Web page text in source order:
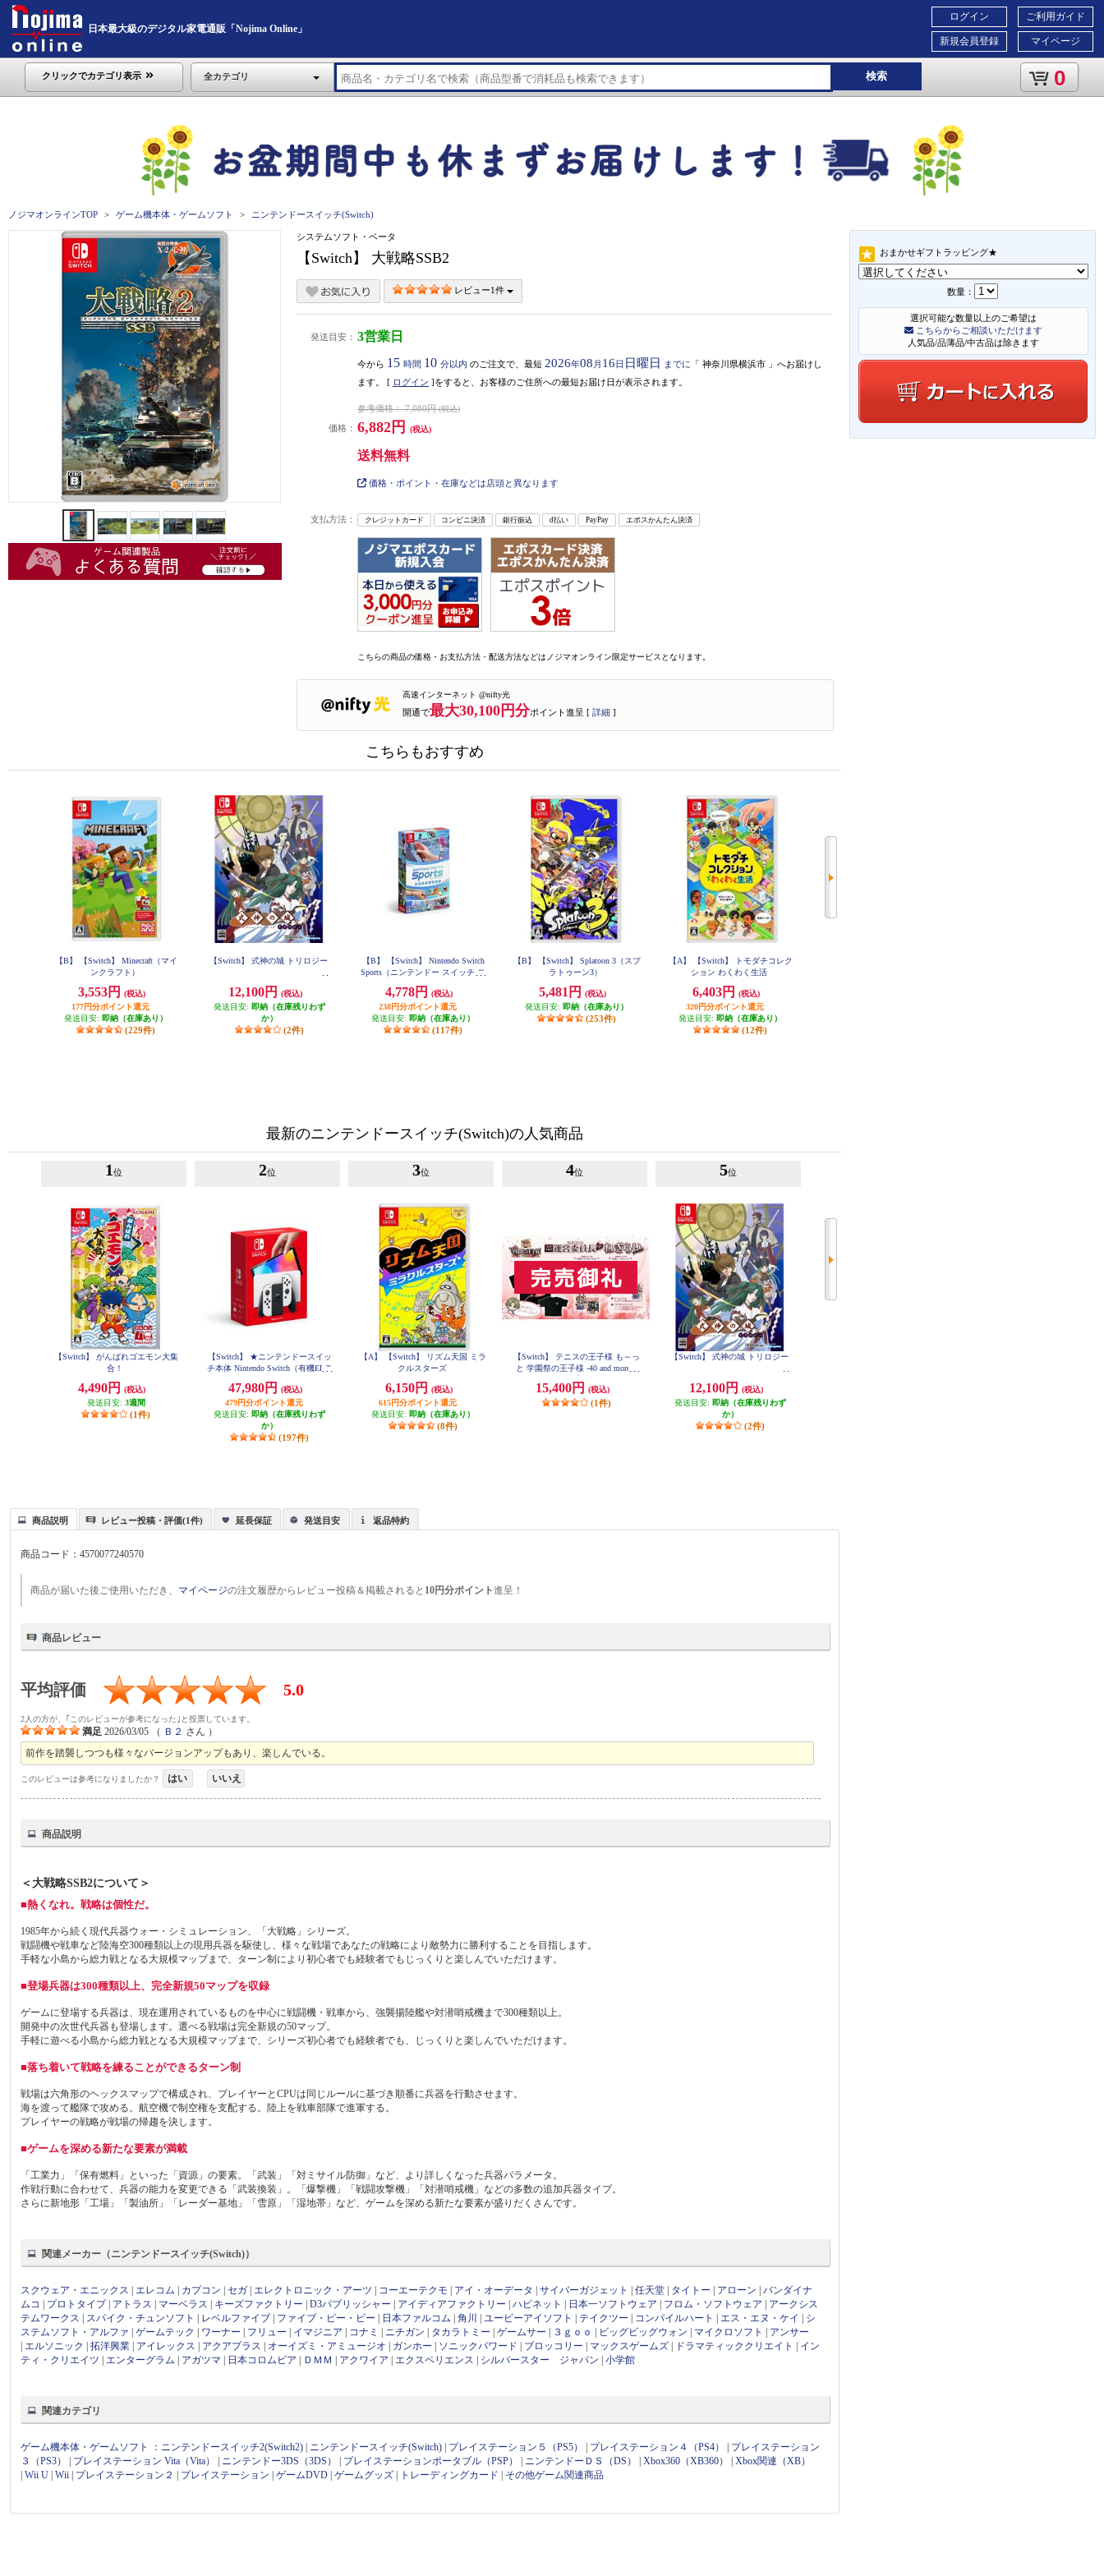
日本最大級のデジタル家電通販「Nojima Online」
ご利用ガイド
マイページ
ログイン
新規会員登録
クリックでカテゴリ表示 全カテゴリ 検索 0
ノジマオンラインTOP ゲーム機本体・ゲームソフト ニンテンドースイッチ(Switch)
おまかせギフトラッピング★
数量：
選択可能な数量以上のご希望は
こちらからご相談いただけます
人気品/品薄品/中古品は除きます
システムソフト・ベータ
【Switch】 大戦略SSB2
レビュー1件
発送目安： 3営業日
今から 15 時間 10 分以内 のご注文で、最短 2026年08 月 16日 日曜日 までに 「 神奈川県横浜市 」 へお届けし
ます。 [ ログイン ]をすると、お客様のご住所への最短お届け日が表示されます。
価格：
参考価格： 7,080円(税込)
6,882円 (税込)
送料無料
価格・ポイント・在庫などは店頭と異なります
支払方法： クレジットカード コンビニ決済 銀行振込 d払い PayPay エポスかんたん決済
こちらの商品の価格・お支払方法・配送方法などはノジマオンライン限定サービスとなります。
高速インターネット @nifty光
開通で最大30,100円分ポイント進呈 [ 詳細 ]
こちらもおすすめ
【B】 【Switch】 Minecraft（マイ
ンクラフト）
3,553円
(税込)
177円分ポイント還元
発送目安: 即納（在庫あり）
(229件)
【Switch】 式神の城 トリロジー
12,100円
(税込)
発送目安: 即納（在庫残りわず
か）
(2件)
【B】 【Switch】 Nintendo Switch
Sports（ニンテンドー スイッチ ス
4,778円
(税込)
238円分ポイント還元
発送目安: 即納（在庫あり）
(117件)
【B】 【Switch】 Splatoon 3（スプ
ラトゥーン3）
5,481円
(税込)
発送目安: 即納（在庫あり）
(253件)
【A】 【Switch】 トモダチコレク
ション わくわく生活
6,403円
(税込)
320円分ポイント還元
発送目安: 即納（在庫あり）
(12件)
最新のニンテンドースイッチ(Switch)の人気商品
1 位
【Switch】 がんばれゴエモン大集
合！
4,490円
(税込)
発送目安: 3週間
(1件)
2位
【Switch】 ★ニンテンドースイッ
チ本体 Nintendo Switch（有機ELモ
47,980円
(税込)
479円分ポイント還元
発送目安: 即納（在庫残りわず
か）
(197件)
3位
【A】 【Switch】 リズム天国 ミラ
クルスターズ
6,150円
(税込)
615円分ポイント還元
発送目安: 即納（在庫あり）
(8件)
4位
【Switch】 テニスの王子様 も～っ
と 学園祭の王子様 -40 and more...
らいエディション
15,400円 (税込)
(1件)
5位
【Switch】 式神の城 トリロジー
12,100円
(税込)
発送目安: 即納（在庫残りわず
か）
(2件)
商品説明 レビュー投稿・評価(1件) 延長保証 発送目安 返品特約
商品コード：4570077240570
商品が届いた後ご使用いただき、 マイページの注文履歴からレビュー投稿＆掲載されると 10円分ポイント進呈！
商品レビュー
平均評価 5.0
2人の方が、｢このレビューが参考になった｣と投票しています。
満足 2026/03/05 （ Ｂ２ さん ）
前作を踏襲しつつも様々なバージョンアップもあり、楽しんでいる。
このレビューは参考になりましたか？ はい いいえ
商品説明
＜大戦略SSB2について＞
■熱くなれ。戦略は個性だ。
1985年から続く現代兵器ウォー・シミュレーション、「大戦略」シリーズ。
戦闘機や戦車など陸海空300種類以上の現用兵器を駆使し、様々な戦場であなたの戦略により敵勢力に勝利することを目指します。
手軽な小島から総力戦となる大規模マップまで、ターン制により初心者でも経験者でもじっくりと楽しんでいただけます。
■登場兵器は300種類以上、完全新規50マップを収録
ゲームに登場する兵器は、現在運用されているものを中心に戦闘機・戦車から、強襲揚陸艦や対潜哨戒機まで300種類以上。
開発中の次世代兵器も登場します。選べる戦場は完全新規の50マップ。
手軽に遊べる小島から総力戦となる大規模マップまで、シリーズ初心者でも経験者でも、じっくりと楽しんでいただけます。
■落ち着いて戦略を練ることができるターン制
戦場は六角形のヘックスマップで構成され、プレイヤーとCPUは同じルールに基づき順番に兵器を行動させます。
海を渡って艦隊で攻める。航空機で制空権を支配する。陸上を戦車部隊で進軍する。
プレイヤーの戦略が戦場の帰趨を決します。
■ゲームを深める新たな要素が満載
「工業力」「保有燃料」といった「資源」の要素。「武装」「対ミサイル防御」など、より詳しくなった兵器パラメータ。
作戦行動に合わせて、兵器の能力を変更できる「武装換装」。「爆撃機」「戦闘攻撃機」「対潜哨戒機」などの多数の追加兵器タイプ。
さらに新地形「工場」「製油所」「レーダー基地」「雪原」「湿地帯」など、ゲームを深める新たな要素が盛りだくさんです。
関連メーカー（ニンテンドースイッチ(Switch)）
スクウェア・エニックス エレコム カプコン |セガ エレクトロニック・アーツ コーエーテクモ アイ・オーデータ |サイバーガジェット |任天堂 タイトー アローン |バンダイナ
ムコ
プロトタイプ| アトラス マーベラス キーズファクトリー |D3パブリッシャー アイディアファクトリー |ハピネット 日本一ソフトウェア フロム・ソフトウェア
アークシス
テムワークス
スパイク・チュンソフト レベルファイブ ファイブ・ピー・ビー 日本ファルコム |角川 |ユービーアイソフト テイクツー コンパイルハート エス・エヌ・ケイ
シ
ステムソフト・アルファ |ゲームテック ワーナー フリュー イマジニア コナミ ニチガン タカラトミー |ゲームサー ３ｇｏｏ ビッグビッグウォン マイクロソフト
アンサー
エルソニック |拓洋興業 アイレックス アクアプラス オーイズミ・アミュージオ ガンホー ソニックパワード ブロッコリー マックスゲームズ ドラマティッククリエイト
イン
ティ・クリエイツ
エンターグラム アガツマ 日本コロムビア ＤＭＭ アクワイア エクスペリエンス シルバースター ジャパン |小学館
関連カテゴリ
ゲーム機本体・ゲームソフト ： ニンテンドースイッチ2(Switch2) ニンテンドースイッチ(Switch) プレイステーション５（PS5） プレイステーション４（PS4）
プレイステーション
３（PS3）
プレイステーション Vita（Vita） ニンテンドー3DS（3DS） プレイステーションポータブル（PSP） ニンテンドーＤＳ（DS） |Xbox360（XB360） |Xbox関連（XB）
|Wii U |Wii プレイステーション２ プレイステーション |ゲームDVD |ゲームグッズ トレーディングカード その他ゲーム関連商品